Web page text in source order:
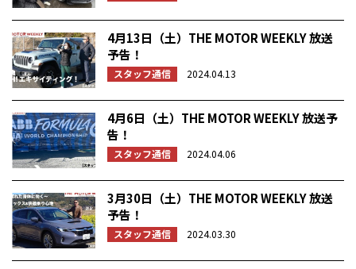
4月13日（土）THE MOTOR WEEKLY 放送
予告！
スタッフ通信 2024.04.13
4月6日（土）THE MOTOR WEEKLY 放送予
告！
スタッフ通信 2024.04.06
3月30日（土）THE MOTOR WEEKLY 放送
予告！
スタッフ通信 2024.03.30